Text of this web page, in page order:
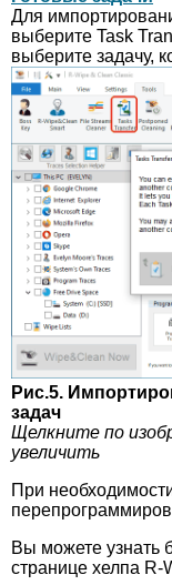
Для
выберите Task
выберите задачу,
Рис.5.
задач
Щелкните по
увеличить
При
Вы можете узнать
странице хелпа